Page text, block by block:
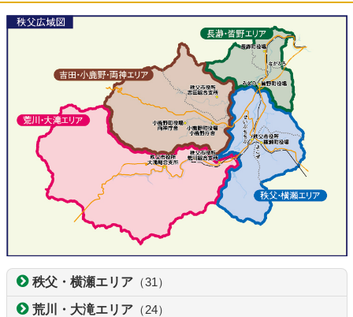
秩父・横瀬エリア （31）
荒川・大滝エリア （24）